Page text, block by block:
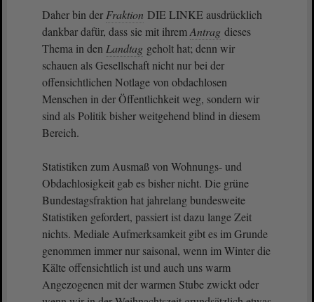
Daher bin der Fraktion DIE LINKE ausdrücklich
dankbar dafür, dass sie mit ihremAntrag dieses
Thema in den Landtag geholt hat; denn wir
schauen als Gesellschaft nicht nur bei der
offensichtlichen Notlage von obdachlosen
Menschen in der Öffentlichkeit weg, sondern wir
sind als Politik bisher weitgehend blind in diesem
Bereich.
Statistiken zum Ausmaß von Wohnungs- und
Obdachlosigkeit gab es bisher nicht. Die grüne
Bundestagsfraktion hat jahrelang bundesweite
Statistiken gefordert, passiert ist dazu lange Zeit
nichts. Mediale Aufmerksamkeit gibt es im Grunde
genommen immer nur saisonal, wenn im Winter die
Kälte offensichtlich ist und auch uns warm
Angezogenen mit der warmen Stube zwickt oder